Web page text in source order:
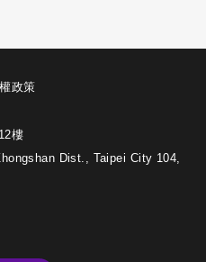
政策
樓
Dist., Taipei City 104,